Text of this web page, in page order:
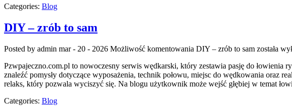
Categories: Blog
DIY – zrób to sam
Posted by admin mar - 20 - 2026 Możliwość komentowania DIY – zrób to sam została
Pzwpajeczno.com.pl to nowoczesny serwis wędkarski, który zestawia pasję do
znaleźć pomysły dotyczące wyposażenia, technik połowu, miejsc do wędkowania oraz
relaks, który pozwala wyciszyć się. Na blogu użytkownik może wejść głębiej w temat
Categories: Blog